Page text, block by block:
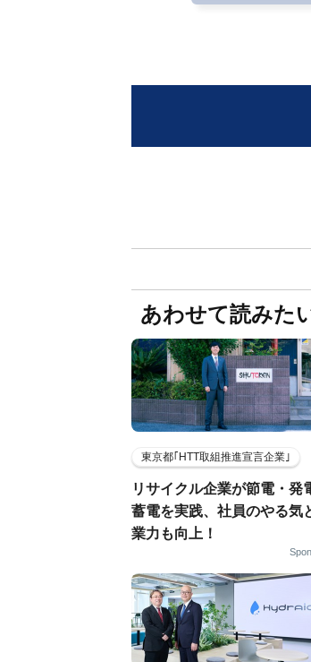
あわせて読みた
東京都｢HTT取組推進宣言企業｣
リサイクル企業が節電・発
蓄電を実践、社員のやる気
業力も向上！